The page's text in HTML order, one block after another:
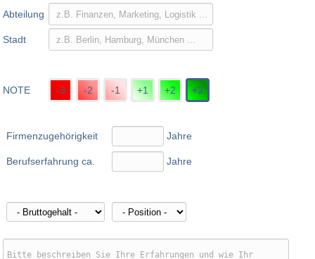
Abteilung
Stadt
NOTE -3 -2 -1 +1 +2 +3
Firmenzugehörigkeit
Berufserfahrung ca.
Jahre
Jahre